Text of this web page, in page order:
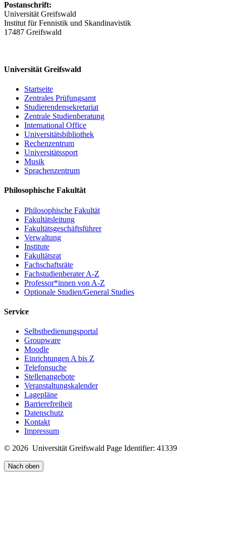
Postanschrift:
Universität Greifswald
Institut für Fennistik und Skandinavistik
17487 Greifswald
Universität Greifswald
Startseite
Zentrales Prüfungsamt
Studierendensekretariat
Zentrale Studienberatung
International Office
Universitätsbibliothek
Rechenzentrum
Universitätssport
Musik
Sprachenzentrum
Philosophische Fakultät
Philosophische Fakultät
Fakultätsleitung
Fakultätsgeschäftsführer
Verwaltung
Institute
Fakultätsrat
Fachschaftsräte
Fachstudienberater A-Z
Professor*innen von A-Z
Optionale Studien/General Studies
Service
Selbstbedienungsportal
Groupware
Moodle
Einrichtungen A bis Z
Telefonsuche
Stellenangebote
Veranstaltungskalender
Lagepläne
Barrierefreiheit
Datenschutz
Kontakt
Impressum
© 2026 Universität Greifswald Page Identifier: 41339
Nach oben